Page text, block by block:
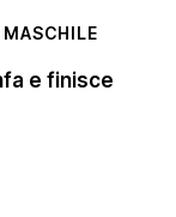
MASCHILE
e finisce